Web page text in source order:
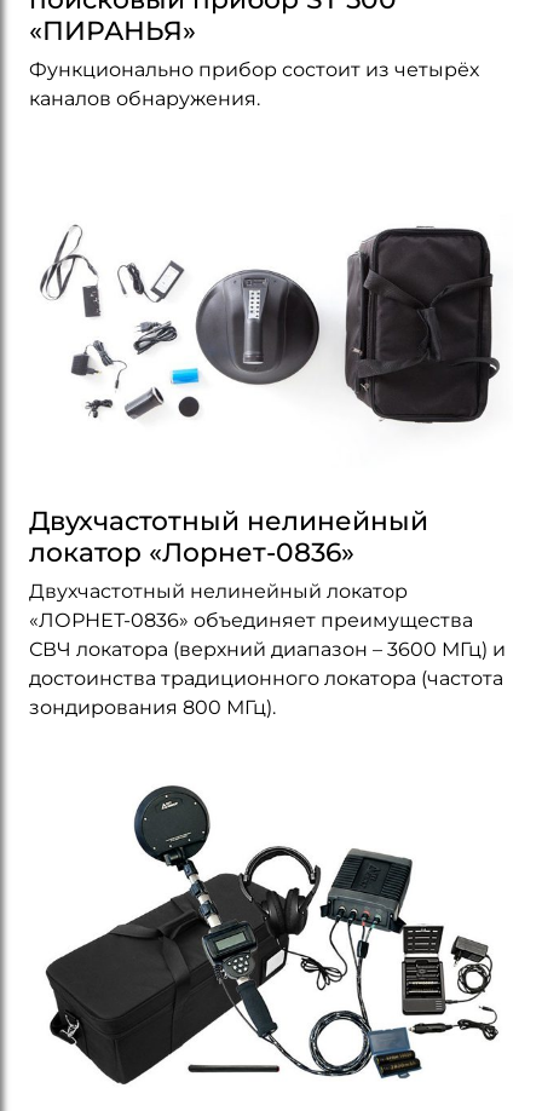
«ПИРАНЬЯ»
Функционально прибор состоит из четырёх
каналов обнаружения.
Двухчастотный нелинейный
локатор «Лорнет-0836»
Двухчастотный нелинейный локатор
«ЛОРНЕТ-0836» объединяет преимущества
СВЧ локатора (верхний диапазон – 3600 МГц) и
достоинства традиционного локатора (частота
зондирования 800 МГц).